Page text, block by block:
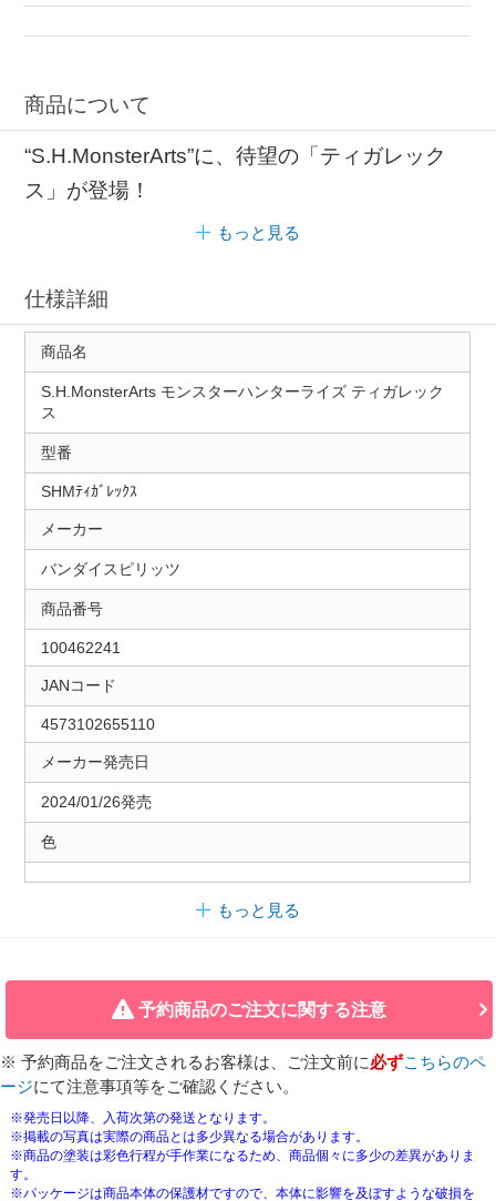
バンダイ ミニフィギュア
商品について
“S.H.MonsterArts”に、待望の「ティガレック
ス」が登場！
もっと見る
仕様詳細
商品名
S.H.MonsterArts モンスターハンターライズ ティガレック
ス
型番
SHMﾃｨｶﾞﾚｯｸｽ
メーカー
バンダイスピリッツ
商品番号
100462241
JANコード
4573102655110
メーカー発売日
2024/01/26発売
色
もっと見る
予約商品のご注文に関する注意
※ 予約商品をご注文されるお客様は、ご注文前に必ずこちらのペ
ージにて注意事項等をご確認ください。
※発売日以降、入荷次第の発送となります。
※掲載の写真は実際の商品とは多少異なる場合があります。
※商品の塗装は彩色行程が手作業になるため、商品個々に多少の差異がありま
す。
※パッケージは商品本体の保護材ですので、本体に影響を及ぼすような破損を